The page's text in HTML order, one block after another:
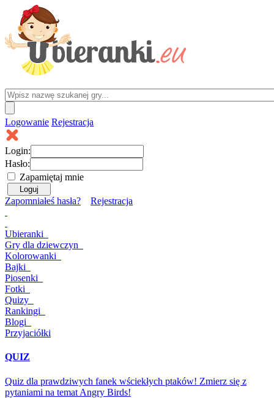
Logowanie Rejestracja
Login:
Hasło:
Zapamiętaj mnie
Zapomniałeś hasła? Rejestracja
Ubieranki
Gry dla dziewczyn
Kolorowanki
Bajki
Piosenki
Fotki
Quizy
Rankingi
Blogi
Przyjaciółki
QUIZ
Quiz dla prawdziwych fanek wściekłych ptaków! Zmierz się z
pytaniami na temat Angry Birds!